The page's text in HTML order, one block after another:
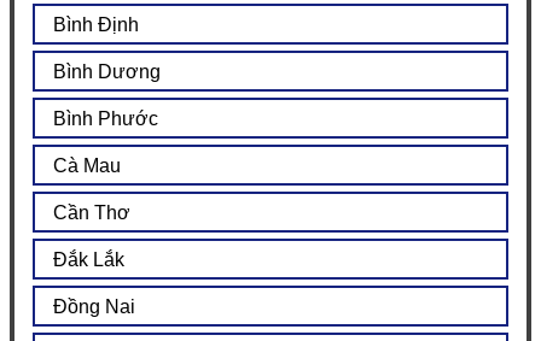
Bình Định
Bình Dương
Bình Phước
Cà Mau
Cần Thơ
Đắk Lắk
Đồng Nai